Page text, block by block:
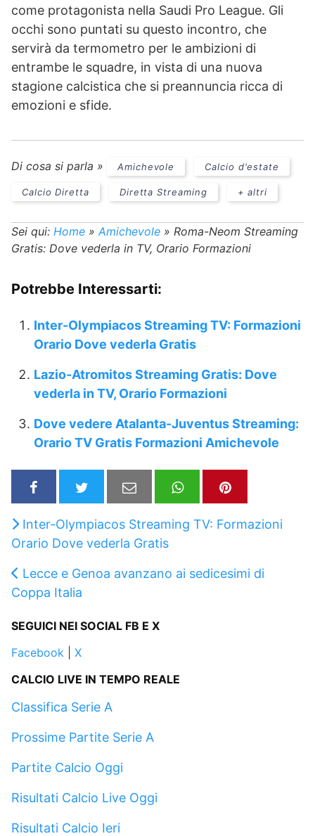
come protagonista nella Saudi Pro League. Gli
occhi sono puntati su questo incontro, che
servirà da termometro per le ambizioni di
entrambe le squadre, in vista di una nuova
stagione calcistica che si preannuncia ricca di
emozioni e sfide.
Di cosa si parla » Amichevole Calcio d'estate
Calcio Diretta Diretta Streaming + altri
Sei qui: Home » Amichevole » Roma-Neom Streaming
Gratis: Dove vederla in TV, Orario Formazioni
Potrebbe Interessarti:
Inter-Olympiacos Streaming TV: Formazioni
Orario Dove vederla Gratis
Lazio-Atromitos Streaming Gratis: Dove
vederla in TV, Orario Formazioni
Dove vedere Atalanta-Juventus Streaming:
Orario TV Gratis Formazioni Amichevole
Inter-Olympiacos Streaming TV: Formazioni
Orario Dove vederla Gratis
Lecce e Genoa avanzano ai sedicesimi di
Coppa Italia
SEGUICI NEI SOCIAL FB E X
Facebook
X
CALCIO LIVE IN TEMPO REALE
Classifica Serie A
Prossime Partite Serie A
Partite Calcio Oggi
Risultati Calcio Live Oggi
Risultati Calcio Ieri